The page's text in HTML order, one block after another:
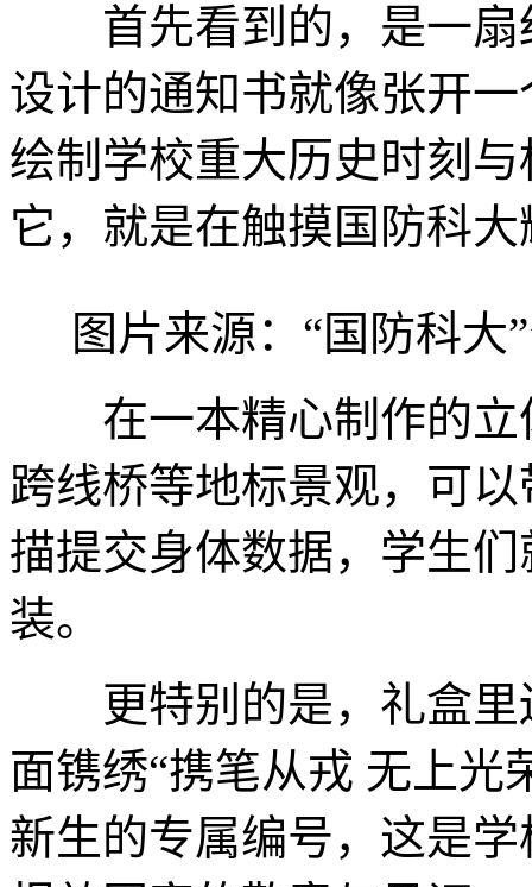
首先看到的，是一扇
设计的通知书就像张开
绘制学校重大历史时刻
它，就是在触摸国防科
图片来源：“国防科大
在一本精心制作的立
跨线桥等地标景观，可
描提交身体数据，学生
装。
更特别的是，礼盒里
面镌绣“携笔从戎 无上光
新生的专属编号，这是